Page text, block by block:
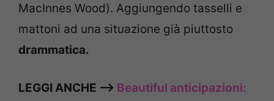
MacInnes Wood). Aggiungendo tasselli e
mattoni ad una situazione già piuttosto
drammatica.
LEGGI ANCHE –> Beautiful anticipazioni: